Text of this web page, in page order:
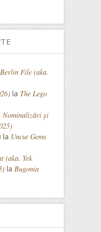
File (aka.
la The Lego
Nominalizări și
la Uncut Gems
(aka. Yek
la Bugonia